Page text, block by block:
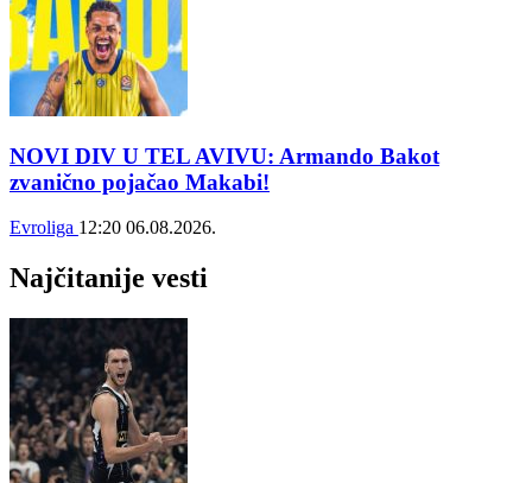
NOVI DIV U TEL AVIVU: Armando Bakot
zvanično pojačao Makabi!
Evroliga 12:20 06.08.2026.
Najčitanije vesti